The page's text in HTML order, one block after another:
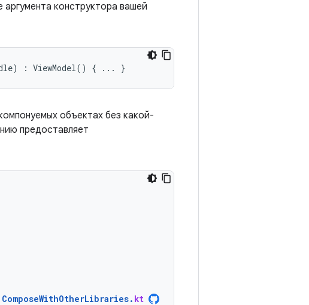
аргумента конструктора вашей
) : ViewModel() { ... }
объектах без какой-
предоставляет
ComposeWithOtherLibraries. kt